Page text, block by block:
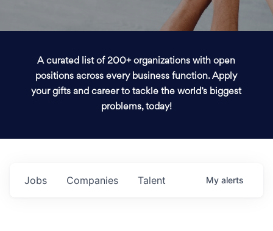
A curated list of 200+ organizations with open
positions across every business function. Apply
your gifts and career to tackle the world’s biggest
problems, today!
Jobs Companies Talent My alerts